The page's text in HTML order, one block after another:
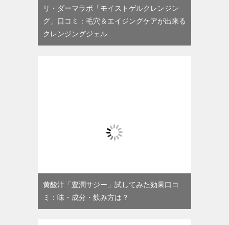
リ・ダーマラボ「モイストゲルクレンジン
グ」口コミ：毛穴＆エイジングケアが出来る
クレンジングジェル
黄酸汁「豊潤サジー」試してみた効果口コ
ミ：味・成分・飲み方は？